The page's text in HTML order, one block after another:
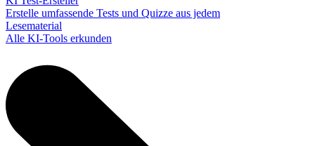
Erstelle umfassende Tests und Quizze aus jedem
Lesematerial
Alle KI-Tools erkunden